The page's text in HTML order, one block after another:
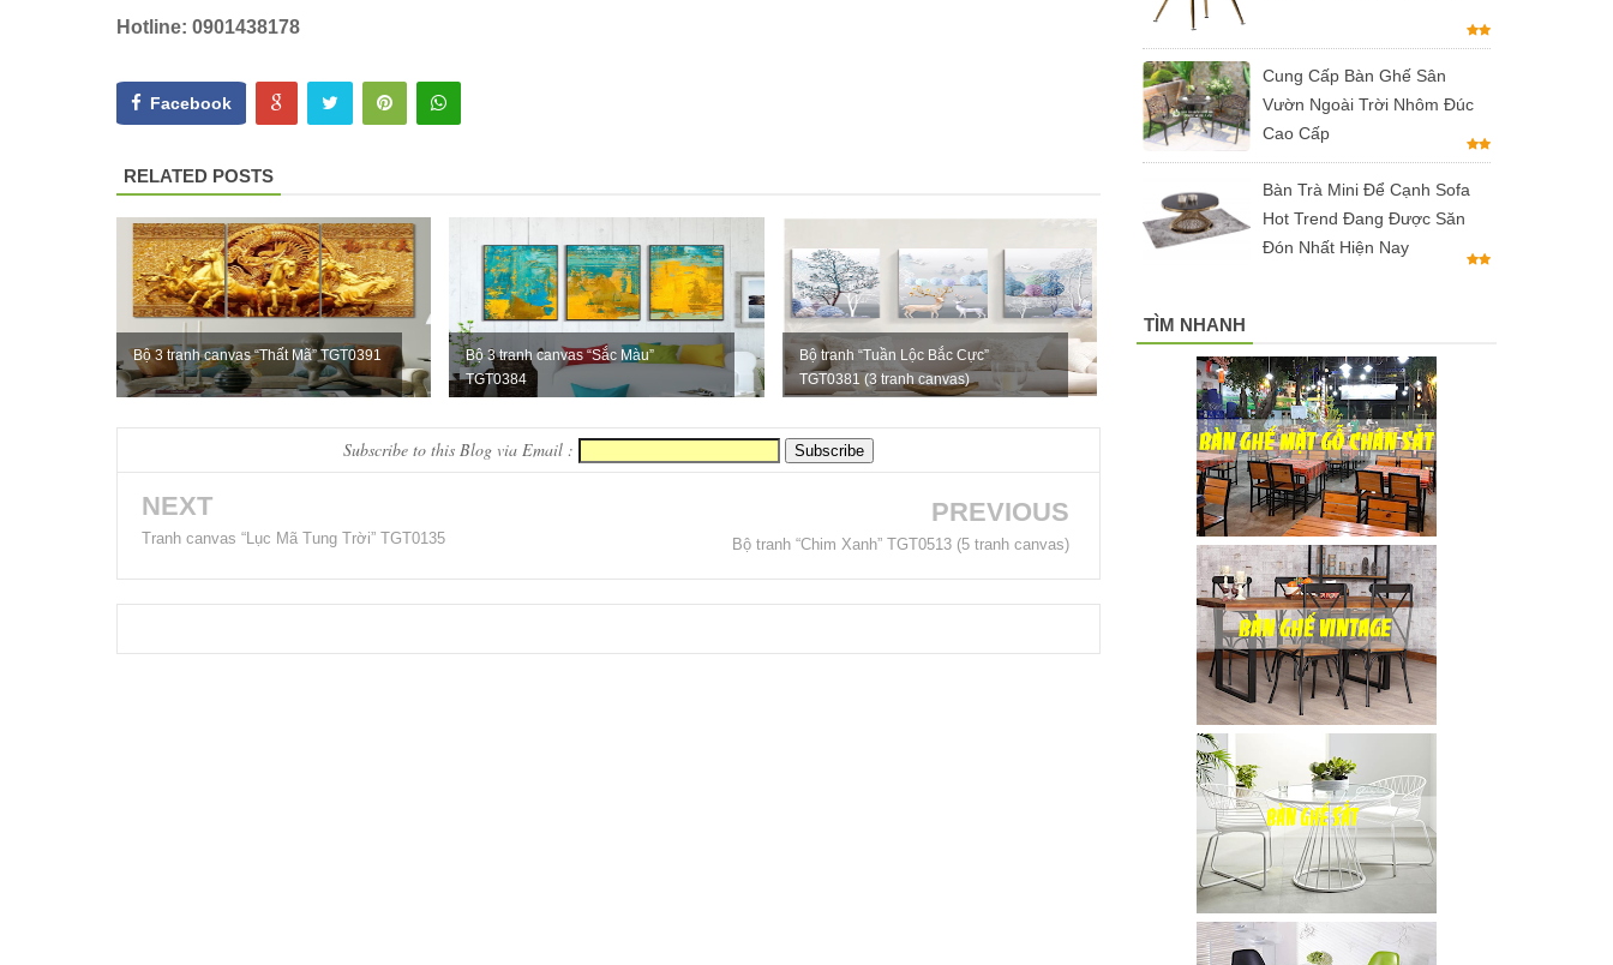
Hotline: 0901438178
Facebook
RELATED POSTS
Bộ 3 tranh canvas “Thất Mã” TGT0391
Bộ 3 tranh canvas “Sắc Màu”
TGT0384
Bộ tranh “Tuần Lộc Bắc Cực”
TGT0381 (3 tranh canvas)
Subscribe to this Blog via Email :
NEXT
Tranh canvas “Lục Mã Tung Trời” TGT0135
PREVIOUS
Bộ tranh “Chim Xanh” TGT0513 (5 tranh canvas)
Cung Cấp Bàn Ghế Sân
Vườn Ngoài Trời Nhôm Đúc
Cao Cấp
Bàn Trà Mini Để Cạnh Sofa
Hot Trend Đang Được Săn
Đón Nhất Hiện Nay
TÌM NHANH